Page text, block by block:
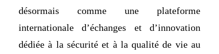
désormais comme une plateforme
internationale d’échanges et d’innovation
dédiée à la sécurité et à la qualité de vie au